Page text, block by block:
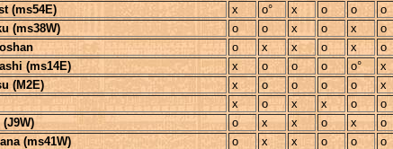
(ms54E) x o° x o o o
(ms38W) o o x o x o
o x x o x o
(ms14E) x o o o o° x
(M2E) x o o o o x
x o x x o o
(J9W) o x x o x o
(ms41W) o x x o o o